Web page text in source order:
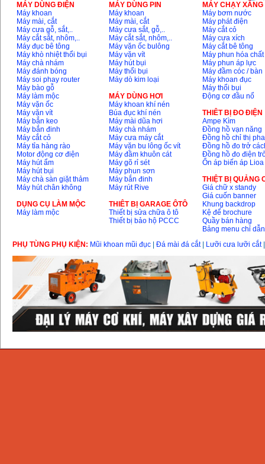
MÁY DÙNG ĐIỆN
Máy khoan
Máy mài, cắt
Máy cưa gỗ, sắt,..
Máy cắt sắt, nhôm,..
Máy đục bê tông
Máy khò nhiệt thổi bụi
Máy chà nhám
Máy đánh bóng
Máy soi phay router
Máy bào gỗ
Máy làm mộc
Máy vặn ốc
Máy vặn vít
Máy bắn keo
Máy bắn đinh
Máy cắt cỏ
Máy tỉa hàng rào
Motor động cơ điện
Máy hút ẩm
Máy hút bụi
Máy chà sàn giặt thảm
Máy hút chân không
DỤNG CỤ LÀM MỘC
Máy làm mộc
MÁY DÙNG PIN
Máy khoan
Máy mài, cắt
Máy cưa sắt, gỗ,..
Máy cắt sắt, nhôm,..
Máy vặn ốc bulông
Máy vặn vít
Máy hút bụi
Máy thổi bụi
Máy dò kim loại
MÁY DÙNG HƠI
Máy khoan khí nén
Búa đục khí nén
Máy mài dũa hơi
Máy chà nhám
Máy cưa máy cắt
Máy vặn bu lông ốc vít
Máy đầm khuôn cát
Máy gõ rỉ sét
Máy phun sơn
Máy bắn đinh
Máy rút Rive
THIÊT BỊ GARAGE ÔTÔ
Thiết bị sửa chữa ô tô
Thiết bị bảo hộ PCCC
MÁY CHẠY
Máy bơm nước
Máy phát điện
Máy cắt cỏ
Máy cưa xích
Máy cắt bê tông
Máy phun hóa chất
Máy phun áp lực
Máy đầm cóc / bàn
Máy khoan đục
Máy thổi bụi
Động cơ đầu nổ
THIÊT BỊ ĐO ĐIỆN
Ampe Kìm
Đồng hồ vạn năng
Đồng hồ chỉ thị pha
Đồng hồ đo trở
Đồng hồ đo điện
Ổn áp biến áp Lioa
THIỆT BỊ QUẢNG
Giá chữ x standy
Giá cuốn banner
Khung backdrop
Kệ để brochure
Quầy bán hàng
Bảng menu chỉ dẫn
PHỤ TÙNG PHỤ KIỆN: Mũi khoan mũi đục Đá mài đá cắt| Lưỡi cưa lưỡi cắt